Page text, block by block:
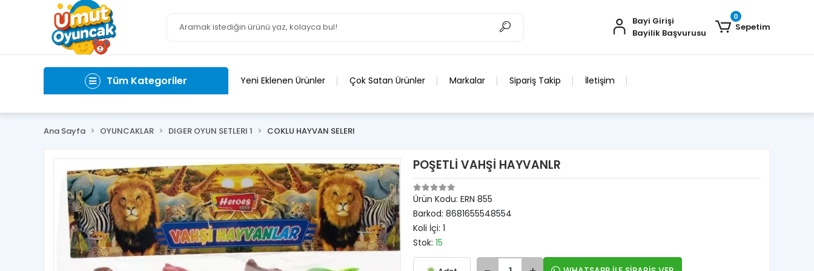
Bayi Girişi
Bayilik Başvurusu
0
Sepetim
Tüm Kategoriler Yeni Eklenen Ürünler Çok Satan Ürünler Markalar Sipariş Takip İletişim
Ana Sayfa OYUNCAKLAR DIGER OYUN SETLERI 1 COKLU HAYVAN SELERI
POŞETLİ VAHŞİ HAYVANLR
Ürün Kodu: ERN 855
Barkod: 8681655548554
Koli İçi: 1
Stok: 15